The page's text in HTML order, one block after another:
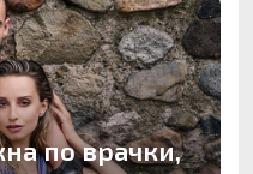
по врачки,